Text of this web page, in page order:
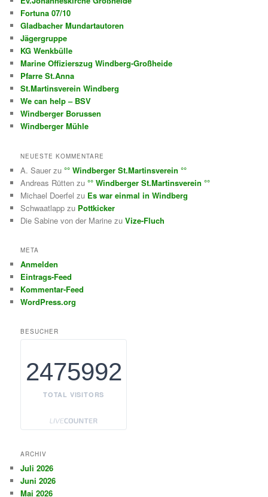
Fortuna 07/10
Gladbacher Mundartautoren
Jägergruppe
KG Wenkbülle
Marine Offizierszug Windberg-Großheide
Pfarre St.Anna
St.Martinsverein Windberg
We can help – BSV
Windberger Borussen
Windberger Mühle
NEUESTE KOMMENTARE
A. Sauer zu°° Windberger St.Martinsverein °°
Andreas Rütten zu°° Windberger St.Martinsverein °°
Michael Doerfel zu Es war einmal in Windberg
Schwaatlapp zu Pottkicker
Die Sabine von der Marine zuVize-Fluch
META
Anmelden
Eintrags-Feed
Kommentar-Feed
WordPress.org
BESUCHER
2475992
TOTAL VISITORS
ARCHIV
Juli 2026
Juni 2026
Mai 2026